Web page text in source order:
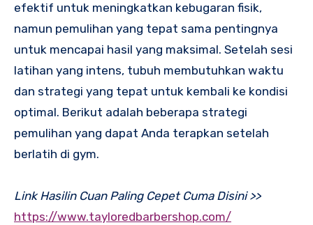
efektif untuk meningkatkan kebugaran fisik,
namun pemulihan yang tepat sama pentingnya
untuk mencapai hasil yang maksimal. Setelah sesi
latihan yang intens, tubuh membutuhkan waktu
dan strategi yang tepat untuk kembali ke kondisi
optimal. Berikut adalah beberapa strategi
pemulihan yang dapat Anda terapkan setelah
berlatih di gym.
Link Hasilin Cuan Paling Cepet Cuma Disini >>
https://www.tayloredbarbershop.com/